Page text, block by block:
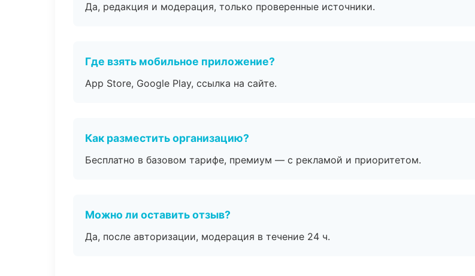
Да, редакция и модерация, только проверенные источники.
Где взять мобильное приложение?
App Store, Google Play, ссылка на сайте.
Как разместить организацию?
Бесплатно в базовом тарифе, премиум — с рекламой и приоритетом.
Можно ли оставить отзыв?
Да, после авторизации, модерация в течение 24 ч.